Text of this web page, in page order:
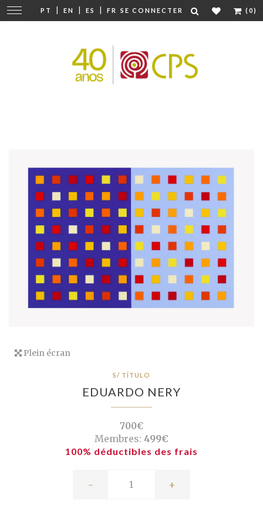
PT | EN | ES | FR SE CONNECTER (0)
Modifier
la
Plein écran
S/ TÍTULO
EDUARDO NERY
700€
Membres: 499€
100% déductibles des frais
- +